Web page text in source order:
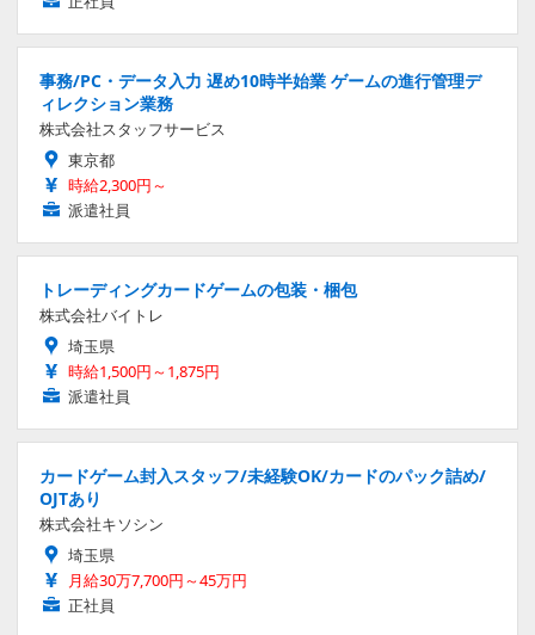
事務/PC・データ入力 遅め10時半始業 ゲームの進行管理デ
ィレクション業務
株式会社スタッフサービス
東京都
時給2,300円～
派遣社員
トレーディングカードゲームの包装・梱包
株式会社バイトレ
埼玉県
時給1,500円～1,875円
派遣社員
カードゲーム封入スタッフ/未経験OK/カードのパック詰め/
OJTあり
株式会社キソシン
埼玉県
月給30万7,700円～45万円
正社員